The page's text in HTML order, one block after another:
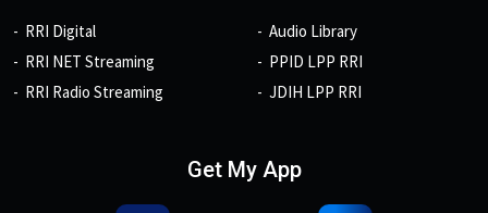
RRI Digital
RRI NET Streaming
RRI Radio Streaming
Audio Library
PPID LPP RRI
JDIH LPP RRI
Get My App